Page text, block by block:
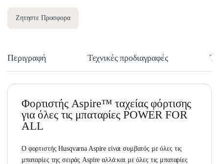
Ζητηστε Προσφορα
Περιγραφή Τεχνικές προδιαγραφές
Φορτιστής Aspire™ ταχείας φόρτισης
για όλες τις μπαταρίες POWER FOR
ALL
Ο φορτιστής Husqvarna Aspire είναι συμβατός με όλες τις
μπαταρίες της σειράς Aspire αλλά και με όλες τις μπαταρίες